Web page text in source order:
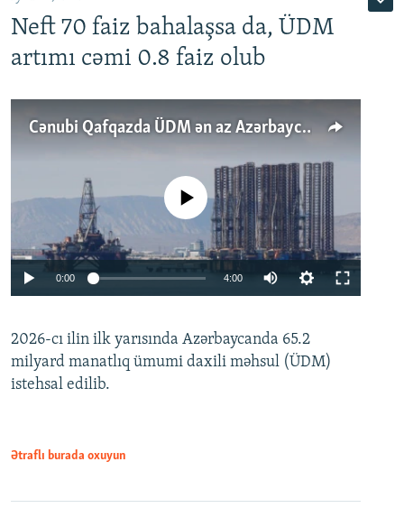
Neft 70 faiz bahalaşsa da, ÜDM
artımı cəmi 0.8 faiz olub
Cənubi Qafqazda ÜDM ən az Azərbaycanda artır: Qonşuları niyə Bakını qabaqlaya bilir?
Auto 240p 360p 480p
No media source currently available
0:00 4:00
360p
480p
2026-cı ilin ilk yarısında Azərbaycanda 65.2
milyard manatlıq ümumi daxili məhsul (ÜDM)
istehsal edilib.
Ətraflı burada oxuyun